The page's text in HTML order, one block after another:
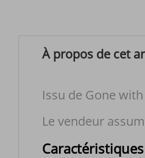
À propos de cet
Issu de Gone
Le vendeur